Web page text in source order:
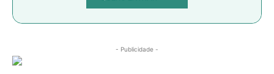
- Publicidade -